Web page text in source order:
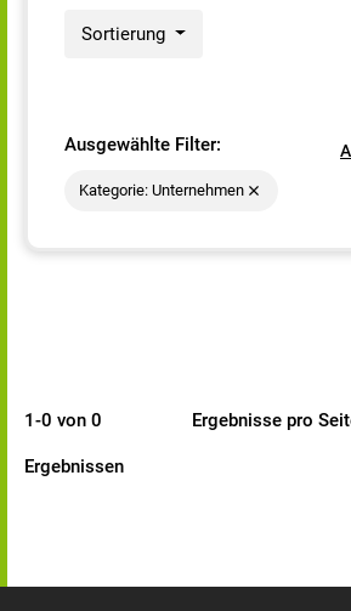
Sortierung
Ausgewählte Filter:
Kategorie: Unternehmen
1-0 von 0
Ergebnissen
Ergebnisse pro